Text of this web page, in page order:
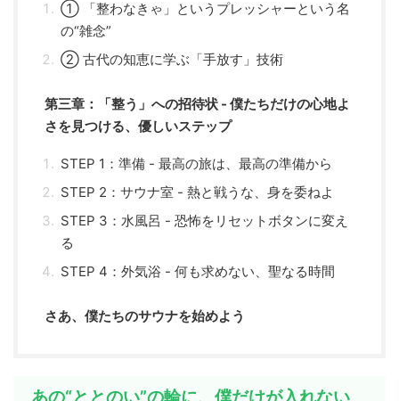
① 「整わなきゃ」というプレッシャーという名
の“雑念”
② 古代の知恵に学ぶ「手放す」技術
第三章：「整う」への招待状 - 僕たちだけの心地よ
さを見つける、優しいステップ
STEP 1：準備 - 最高の旅は、最高の準備から
STEP 2：サウナ室 - 熱と戦うな、身を委ねよ
STEP 3：水風呂 - 恐怖をリセットボタンに変え
る
STEP 4：外気浴 - 何も求めない、聖なる時間
さあ、僕たちのサウナを始めよう